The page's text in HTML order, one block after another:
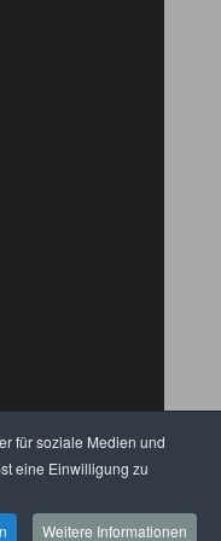
für soziale Medien und
eine Einwilligung zu
Weitere Informationen